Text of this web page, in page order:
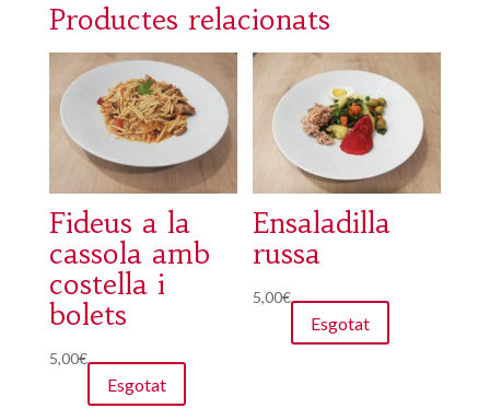
Productes relacionats
Fideus a la
cassola amb
costella i
bolets
5,00€
Esgotat
Ensaladilla
russa
5,00€
Esgotat